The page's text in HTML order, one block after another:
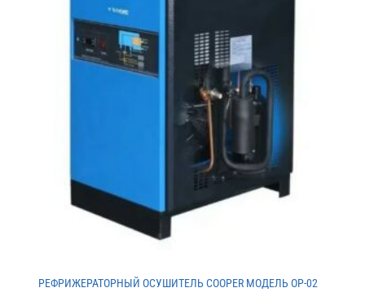
РЕФРИЖЕРАТОРНЫЙ ОСУШИТЕЛЬ COOPER МОДЕЛЬ ОР-02